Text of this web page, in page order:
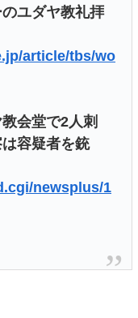
ユダヤ教礼拝
article/tbs/wo
会堂で2人刺
容疑者を銃
newsplus/1